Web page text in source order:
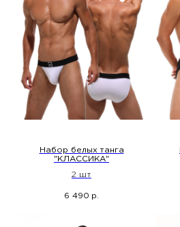
Набор белых танга
"КЛАССИКА"
2 шт
6 490 р.